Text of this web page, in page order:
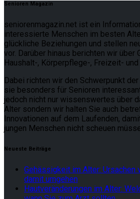
Senioren Magazin
seniorenmagazin.net ist ein
interessierte Menschen im besten
glückliche Beziehungen und stellen
vor. Darüber hinaus berichten wir über
Haushalt-, Körperpflege-, Freizeit-
Dabei richten wir den Schwerpunkt
sie besonders für Senioren
jedoch nicht nur wissenswertes über
Alter sondern wir halten Sie auch
Innovationen auf dem Laufenden,
jungen Menschen nicht scheuen
Neueste Beiträge
Gehässigkeit im Alter: Ursachen
damit umgehen
Hautveränderungen im Alter: